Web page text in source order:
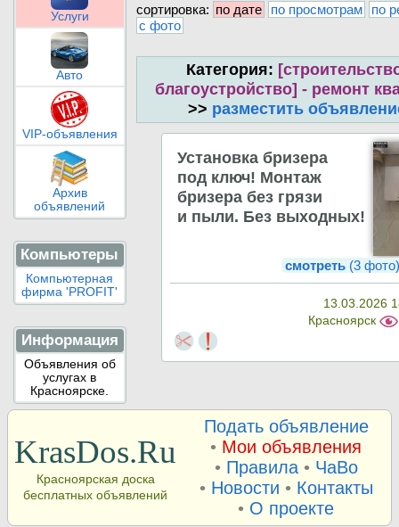
Услуги
Авто
VIP-объявления
Архив
объявлений
Компьютеры
Компьютерная
фирма 'PROFIT'
Информация
Объявления об
услугах в
Красноярске.
сортировка: по дате по просмотрам
по
с фото
Категория:
благоустройство] - ремонт
>> разместить
Установка бризера
под ключ! Монтаж
бризера без грязи
и пыли. Без выходных!
смотреть (3
13.03.2026
Красноярск
KrasDos.Ru
Красноярская доска
бесплатных объявлений
Подать объявление
• Мои объявления
• Правила• ЧаВо
• Новости • Контакты
• О проекте